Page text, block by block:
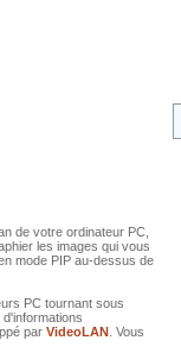
de votre ordinateur PC,
les images qui vous
mode PIP au-dessus de
PC tournant sous
par VideoLAN . Vous